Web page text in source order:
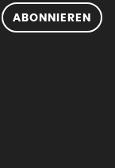
ABONNIEREN